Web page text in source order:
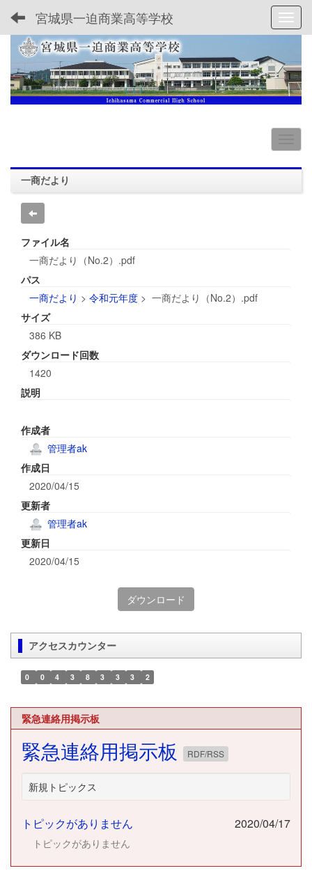
宮城県一迫商業高等学校
一商だより
ファイル名
一商だより（No.2）.pdf
パス
一商だより > 令和元年度 > 一商だより（No.2）.pdf
サイズ
386 KB
ダウンロード回数
1420
説明
作成者
管理者ak
作成日
2020/04/15
更新者
管理者ak
更新日
2020/04/15
ダウンロード
アクセスカウンター
0 0 4 3 8 3 3 3 2
緊急連絡用掲示板
緊急連絡用掲示板 RDF/RSS
新規トピックス
トピックがありません 2020/04/17
トピックがありません